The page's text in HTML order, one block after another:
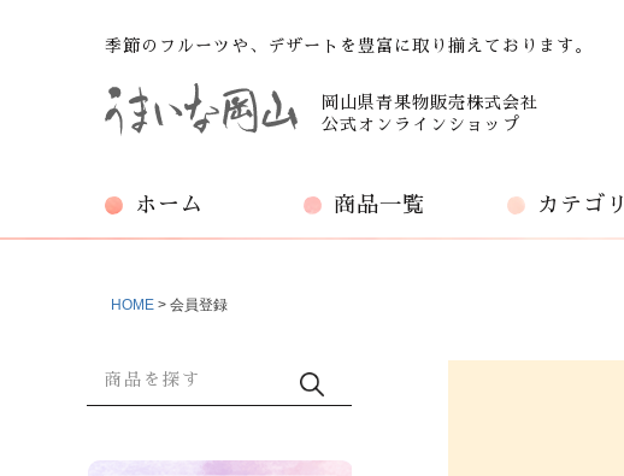
季節のフルーツや、デザートを豊富に取り揃えております。
岡山県青果物販売株式会社
公式オンラインショップ
ホーム 商品一覧 カテゴリ
HOME 会員登録
商品検索